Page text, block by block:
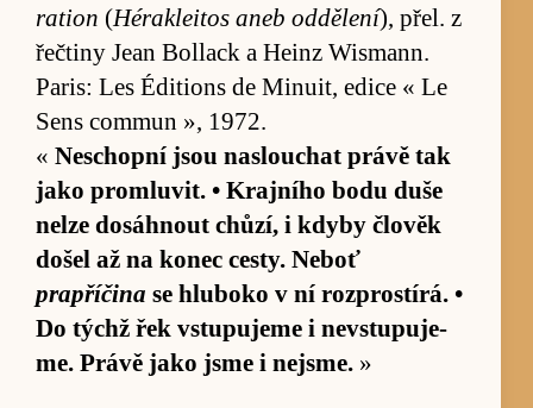
ration (Héra­klei­tos aneb od­dě­lení), přel. z
řečtiny Jean Bollack a He­inz Wismann.
Pa­ris: Les Édi­ti­ons de Mi­nuit, edice « Le
Sens com­mun », 1972.
« Ne­schopní jsou na­slou­chat právě tak
jako pro­mlu­vit. • Krajního bodu duše
nelze do­sáh­nout chůzí, i kdyby člověk
došel až na ko­nec ces­ty. Ne­boť
prapříčina se hlu­boko v ní roz­pro­stí­rá. •
Do týchž řek vstu­pujeme i ne­vstu­puje­
me. Právě jako jsme i nejsme. »